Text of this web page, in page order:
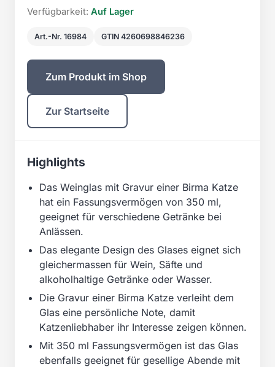
Verfügbarkeit: Auf Lager
Art.-Nr. 16984 GTIN 4260698846236
Zum Produkt im Shop
Zur Startseite
Highlights
Das Weinglas mit Gravur einer Birma Katze
hat ein Fassungsvermögen von 350 ml,
geeignet für verschiedene Getränke bei
Anlässen.
Das elegante Design des Glases eignet sich
gleichermassen für Wein, Säfte und
alkoholhaltige Getränke oder Wasser.
Die Gravur einer Birma Katze verleiht dem
Glas eine persönliche Note, damit
Katzenliebhaber ihr Interesse zeigen können.
Mit 350 ml Fassungsvermögen ist das Glas
ebenfalls geeignet für gesellige Abende mit